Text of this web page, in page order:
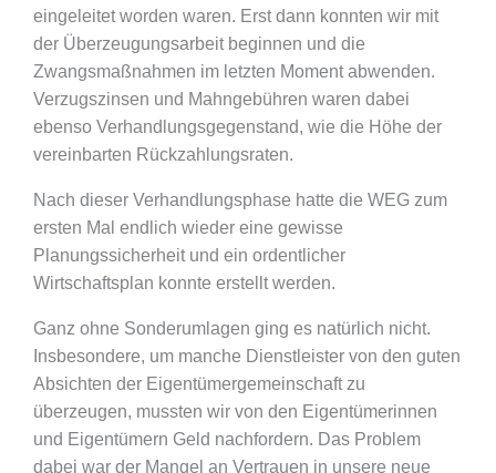
eingeleitet worden waren. Erst dann konnten wir mit
der Überzeugungsarbeit beginnen und die
Zwangsmaßnahmen im letzten Moment abwenden.
Verzugszinsen und Mahngebühren waren dabei
ebenso Verhandlungsgegenstand, wie die Höhe der
vereinbarten Rückzahlungsraten.
Nach dieser Verhandlungsphase hatte die WEG zum
ersten Mal endlich wieder eine gewisse
Planungssicherheit und ein ordentlicher
Wirtschaftsplan konnte erstellt werden.
Ganz ohne Sonderumlagen ging es natürlich nicht.
Insbesondere, um manche Dienstleister von den guten
Absichten der Eigentümergemeinschaft zu
überzeugen, mussten wir von den Eigentümerinnen
und Eigentümern Geld nachfordern. Das Problem
dabei war der Mangel an Vertrauen in unsere neue